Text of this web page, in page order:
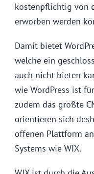
kostenpflichtig von
erworben werden
Damit bietet
welche ein
auch nicht bieten
wie WordPress ist
zudem das größte
orientieren sich
offenen Plattform
Systems wie WIX.